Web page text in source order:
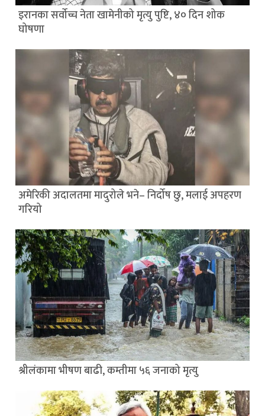
इरानका सर्वोच्च नेता खामेनीको मृत्यु पुष्टि, ४० दिन शोक
घोषणा
अमेरिकी अदालतमा मादुरोले भने– निर्दोष छु, मलाई अपहरण
गरियो
श्रीलंकामा भीषण बाढी, कम्तीमा ५६ जनाको मृत्यु